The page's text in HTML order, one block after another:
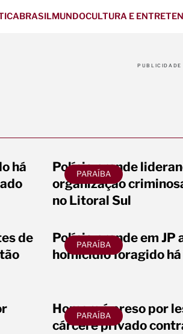
BRASILMUNDOCULTURA E
PUBLICIDADE
há
PARAÍBA
Polícia prende
organização
no Litoral Sul
de
PARAÍBA
Polícia prende em JP
homicídio foragido há
PARAÍBA
Homem é preso por
cárcere privado